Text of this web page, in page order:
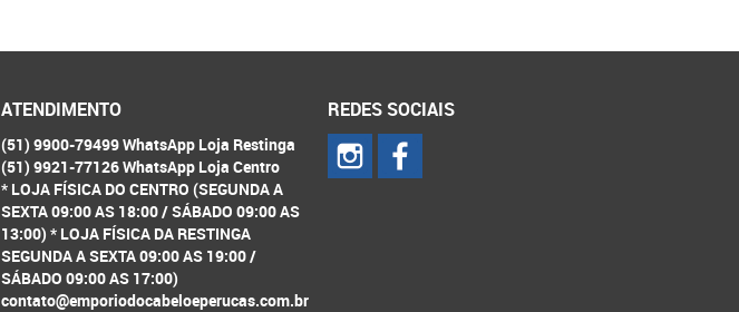
ATENDIMENTO
(51) 9900-79499 WhatsApp Loja Restinga
(51) 9921-77126 WhatsApp Loja Centro
* LOJA FÍSICA DO CENTRO (SEGUNDA A
SEXTA 09:00 AS 18:00 / SÁBADO 09:00 AS
13:00) * LOJA FÍSICA DA RESTINGA
SEGUNDA A SEXTA 09:00 AS 19:00 /
SÁBADO 09:00 AS 17:00)
contato@emporiodocabeloeperucas.com.br
REDES SOCIAIS